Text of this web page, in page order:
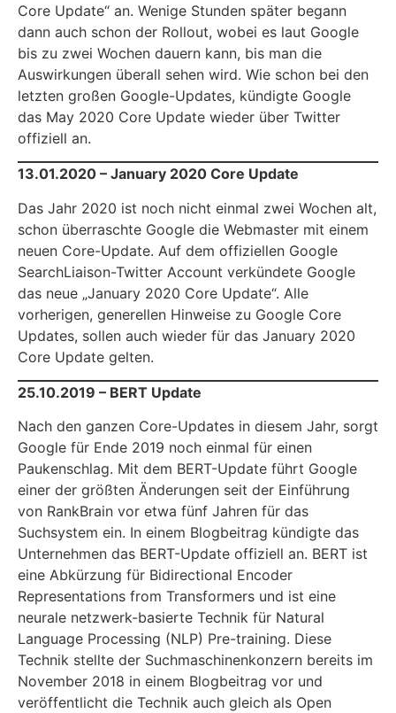
Core Update“ an. Wenige Stunden später begann
dann auch schon der Rollout, wobei es laut Google
bis zu zwei Wochen dauern kann, bis man die
Auswirkungen überall sehen wird. Wie schon bei den
letzten großen Google-Updates, kündigte Google
das May 2020 Core Update wieder über Twitter
offiziell an.
13.01.2020 – January 2020 Core Update
Das Jahr 2020 ist noch nicht einmal zwei Wochen alt,
schon überraschte Google die Webmaster mit einem
neuen Core-Update. Auf dem offiziellen Google
SearchLiaison-Twitter Account verkündete Google
das neue „January 2020 Core Update“. Alle
vorherigen, generellen Hinweise zu Google Core
Updates, sollen auch wieder für das January 2020
Core Update gelten.
25.10.2019 – BERT Update
Nach den ganzen Core-Updates in diesem Jahr, sorgt
Google für Ende 2019 noch einmal für einen
Paukenschlag. Mit dem BERT-Update führt Google
einer der größten Änderungen seit der Einführung
von RankBrain vor etwa fünf Jahren für das
Suchsystem ein. In einem Blogbeitrag kündigte das
Unternehmen das BERT-Update offiziell an. BERT ist
eine Abkürzung für Bidirectional Encoder
Representations from Transformers und ist eine
neurale netzwerk-basierte Technik für Natural
Language Processing (NLP) Pre-training. Diese
Technik stellte der Suchmaschinenkonzern bereits im
November 2018 in einem Blogbeitrag vor und
veröffentlicht die Technik auch gleich als Open